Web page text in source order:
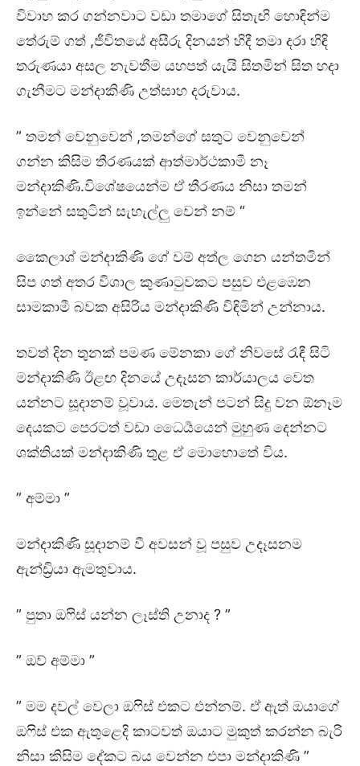
විවාහ කර ගන්නවාට වඩා තමාගේ සිතැඟි හොඳින්ම
තේරුම් ගත් ,ජීවිතයේ අසීරු දිනයන් හිදී තමා දරා හිඳි
තරුණයා අසල නැවතීම යහපත් යැයි සිතමින් සිත හදා
ගැනීමට මන්දාකිණි උත්සාහ දරුවාය.
” තමන් වෙනුවෙන් ,තමන්ගේ සතුට වෙනුවෙන්
ගන්න කිසිම තීරණයක් ආත්මාර්ථකාමී නෑ
මන්දාකිණි.විශේෂයෙන්ම ඒ තීරණය නිසා තමන්
ඉන්නේ සතුටින් සැහැල්ලු වෙන් නම් “
කෛලාශ් මන්දාකිණි ගේ වම් අත්ල ගෙන යන්තමින්
සිප ගත් අතර විශාල කුණාටුවකට පසුව එළඹෙන
සාමකාමී බවක අසිරිය මන්දාකිණි විඳිමින් උන්නාය.
තවත් දින තුනක් පමණ මේනකා ගේ නිවසේ රැඳී සිටි
මන්දාකිණි ඊළඟ දිනයේ උදෑසන කාර්යාලය වෙත
යන්නට සූදානම් වූවාය. මෙතැන් පටන් සිදු වන ඕනෑම
දෙයකට පෙරටත් වඩා ධෛර්‍යයෙන් මුහුණ දෙන්නට
ශක්තියක් මන්දාකිණි තුළ ඒ මොහොතේ විය.
” අම්මා ”
මන්දාකිණි සූදානම් වී අවසන් වූ පසුව උදෑසනම
ඇන්ඩ්‍රියා ඇමතුවාය.
” පුතා ඔෆිස් යන්න ලෑස්ති උනාද ? ”
” ඔව් අම්මා ”
” මම දවල් වෙලා ඔෆිස් එකට එන්නම්. ඒ ඇත් ඔයාගේ
ඔෆිස් එක ඇතුළෙදි කාටවත් ඔයාට මුකුත් කරන්න බැරි
නිසා කිසිම දේකට බය වෙන්න එපා මන්දාකිණි ”